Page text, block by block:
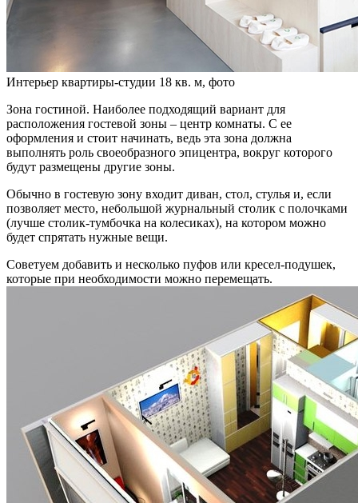
Интерьер квартиры-студии 18 кв. м, фото
Зона гостиной. Наиболее подходящий вариант для
расположения гостевой зоны – центр комнаты. С ее
оформления и стоит начинать, ведь эта зона должна
выполнять роль своеобразного эпицентра, вокруг которого
будут размещены другие зоны.
Обычно в гостевую зону входит диван, стол, стулья и, если
позволяет место, небольшой журнальный столик с полочками
(лучше столик-тумбочка на колесиках), на котором можно
будет спрятать нужные вещи.
Советуем добавить и несколько пуфов или кресел-подушек,
которые при необходимости можно перемещать.